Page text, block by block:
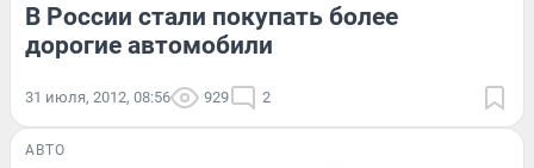
В России стали покупать более
дорогие автомобили
31 июля, 2012, 08:56 929 2
АВТО